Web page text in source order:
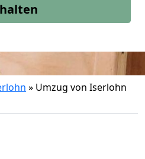
» Umzug von Iserlohn